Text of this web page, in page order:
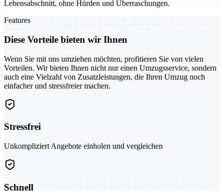
Lebensabschnitt, ohne Hürden und Überraschungen.
Features
Diese Vorteile bieten wir Ihnen
Wenn Sie mit uns umziehen möchten, profitieren Sie von vielen
Vorteilen. Wir bieten Ihnen nicht nur einen Umzugsservice, sondern
auch eine Vielzahl von Zusatzleistungen, die Ihren Umzug noch
einfacher und stressfreier machen.
Stressfrei
Unkompliziert Angebote einholen und vergleichen
Schnell